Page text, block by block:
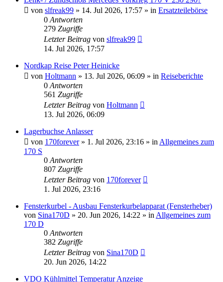
von slfreak99 » 14. Jul 2026, 17:57 » in Ersatzteilebörse
0 Antworten
279 Zugriffe
Letzter Beitrag von slfreak99
14. Jul 2026, 17:57
Nordkap Reise Peter Heinicke
von Holtmann » 13. Jul 2026, 06:09 » in Reiseberichte
0 Antworten
561 Zugriffe
Letzter Beitrag von Holtmann
13. Jul 2026, 06:09
Lagerbuchse Anlasser
von 170forever» 1. Jul 2026, 23:16 » in Allgemeines zum
170 S
0 Antworten
807 Zugriffe
Letzter Beitrag von 170forever
1. Jul 2026, 23:16
Fensterkurbel - Ausbau Fensterkurbelapparat (Fensterheber)
von Sina170D » 20. Jun 2026, 14:22 » in Allgemeines zum
170 D
0 Antworten
382 Zugriffe
Letzter Beitrag von Sina170D
20. Jun 2026, 14:22
VDO Kühlmittel Temperatur Anzeige